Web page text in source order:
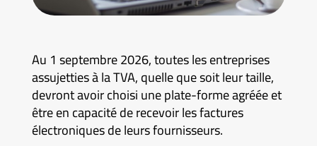
Au 1 septembre 2026, toutes les entreprises
assujetties à la TVA, quelle que soit leur taille,
devront avoir choisi une plate-forme agréée et
être en capacité de recevoir les factures
électroniques de leurs fournisseurs.